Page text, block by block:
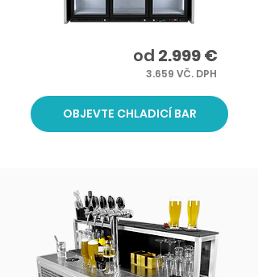
od 2.999 €
3.659 VČ. DPH
OBJEVTE CHLADICÍ BAR